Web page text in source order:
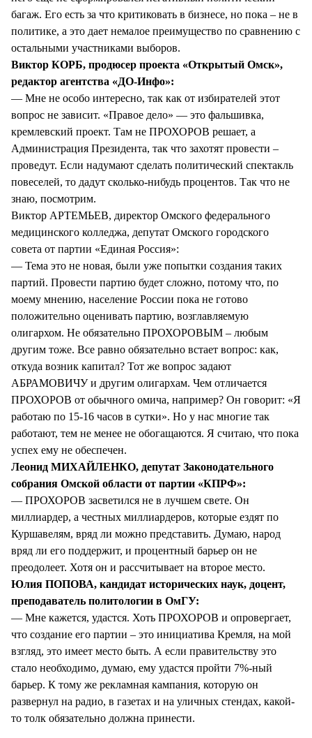
багаж. Его есть за что критиковать в бизнесе, но пока – не в
политике, а это дает немалое преимущество по сравнению с
остальными участниками выборов.
Виктор КОРБ, продюсер проекта «Открытый Омск»,
редактор агентства «ДО-Инфо»:
— Мне не особо интересно, так как от избирателей этот
вопрос не зависит. «Правое дело» — это фальшивка,
кремлевский проект. Там не ПРОХОРОВ решает, а
Администрация Президента, так что захотят провести –
проведут. Если надумают сделать политический спектакль
повеселей, то дадут сколько-нибудь процентов. Так что не
знаю, посмотрим.
Виктор АРТЕМЬЕВ, директор Омского федерального
медицинского колледжа, депутат Омского городского
совета от партии «Единая Россия»:
— Тема это не новая, были уже попытки создания таких
партий. Провести партию будет сложно, потому что, по
моему мнению, население России пока не готово
положительно оценивать партию, возглавляемую
олигархом. Не обязательно ПРОХОРОВЫМ – любым
другим тоже. Все равно обязательно встает вопрос: как,
откуда возник капитал? Тот же вопрос задают
АБРАМОВИЧУ и другим олигархам. Чем отличается
ПРОХОРОВ от обычного омича, например? Он говорит: «Я
работаю по 15-16 часов в сутки». Но у нас многие так
работают, тем не менее не обогащаются. Я считаю, что пока
успех ему не обеспечен.
Леонид МИХАЙЛЕНКО, депутат Законодательного
собрания Омской области от партии «КПРФ»:
— ПРОХОРОВ засветился не в лучшем свете. Он
миллиардер, а честных миллиардеров, которые ездят по
Куршавелям, вряд ли можно представить. Думаю, народ
вряд ли его поддержит, и процентный барьер он не
преодолеет. Хотя он и рассчитывает на второе место.
Юлия ПОПОВА, кандидат исторических наук, доцент,
преподаватель политологии в ОмГУ:
— Мне кажется, удастся. Хоть ПРОХОРОВ и опровергает,
что создание его партии – это инициатива Кремля, на мой
взгляд, это имеет место быть. А если правительству это
стало необходимо, думаю, ему удастся пройти 7%-ный
барьер. К тому же рекламная кампания, которую он
развернул на радио, в газетах и на уличных стендах, какой-
то толк обязательно должна принести.